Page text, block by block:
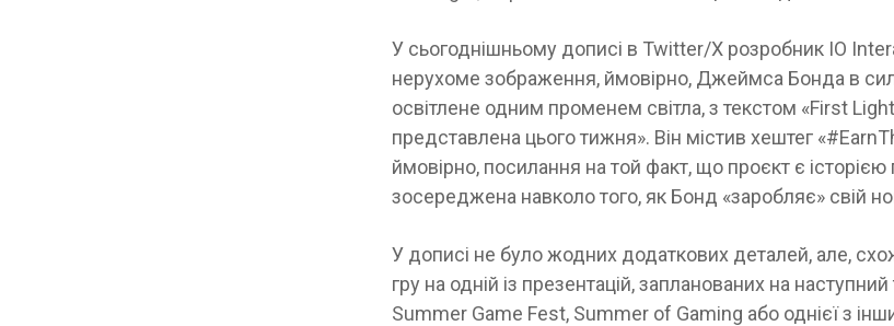
У сьогоднішньому дописі в Twitter/X розробник IO
нерухоме зображення, ймовірно, Джеймса Бонда в
освітлене одним променем світла, з текстом «First
представлена ​​цього тижня». Він містив хештег
ймовірно, посилання на той факт, що проєкт є
зосереджена навколо того, як Бонд «заробляє» свій
У дописі не було жодних додаткових деталей, але,
гру на одній із презентацій, запланованих на
Summer Game Fest, Summer of Gaming або однієї з